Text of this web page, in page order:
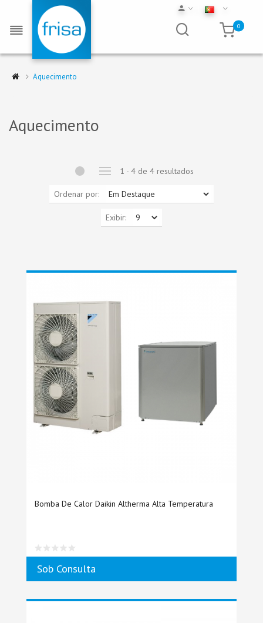
0
Aquecimento
Aquecimento
1 - 4 de 4 resultados
Ordenar por:
Exibir:
Bomba De Calor Daikin Altherma Alta Temperatura
Sob Consulta